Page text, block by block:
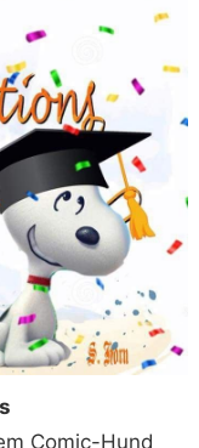
Comic-Hund